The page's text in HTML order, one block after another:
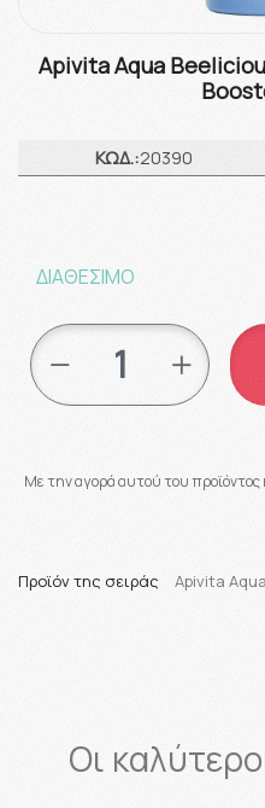
Apivita Aqua
ΚΩΔ.:20390
ΔΙΑΘΕΣΙΜΟ
Με την αγορά αυτού του προϊόντος
Προϊόν της σειράς Apivita
Οι